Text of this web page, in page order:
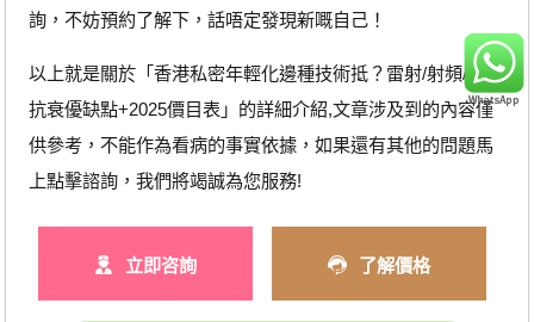
詢，不妨預約了解下，話唔定發現新嘅自己！
以上就是關於「香港私密年輕化邊種技術抵？雷射/射頻/生物
抗衰優缺點+2025價目表」的詳細介紹,文章涉及到的內容僅
供參考，不能作為看病的事實依據，如果還有其他的問題馬
上點擊諮詢，我們將竭誠為您服務!
立即咨詢 了解價格